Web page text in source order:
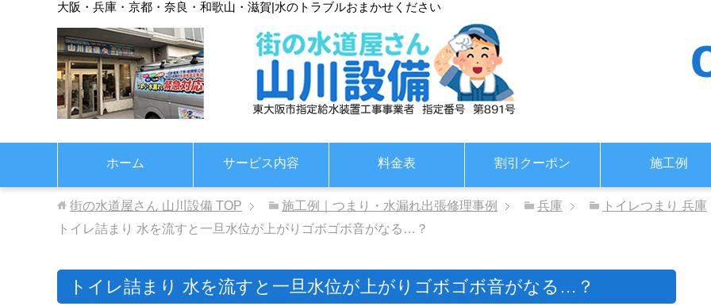
大阪・兵庫・京都・奈良・和歌山・滋賀|水のトラブルおまかせください
ホーム サービス内容 料金表 割引クーポン 施工例
街の水道屋さん 山川設備 TOP 施工例｜つまり・水漏れ出張修理事例 兵庫
トイレつまり 兵庫
トイレ詰まり 水を流すと一旦水位が上がりゴボゴボ音がなる…？
トイレ詰まり 水を流すと一旦水位が上がりゴボゴボ音がなる…？